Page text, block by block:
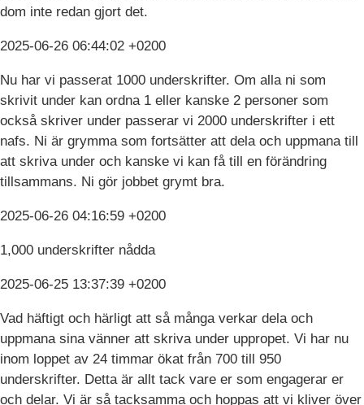
dom inte redan gjort det.
2025-06-26 06:44:02 +0200
Nu har vi passerat 1000 underskrifter. Om alla ni som
skrivit under kan ordna 1 eller kanske 2 personer som
också skriver under passerar vi 2000 underskrifter i ett
nafs. Ni är grymma som fortsätter att dela och uppmana till
att skriva under och kanske vi kan få till en förändring
tillsammans. Ni gör jobbet grymt bra.
2025-06-26 04:16:59 +0200
1,000 underskrifter nådda
2025-06-25 13:37:39 +0200
Vad häftigt och härligt att så många verkar dela och
uppmana sina vänner att skriva under uppropet. Vi har nu
inom loppet av 24 timmar ökat från 700 till 950
underskrifter. Detta är allt tack vare er som engagerar er
och delar. Vi är så tacksamma och hoppas att vi kliver över